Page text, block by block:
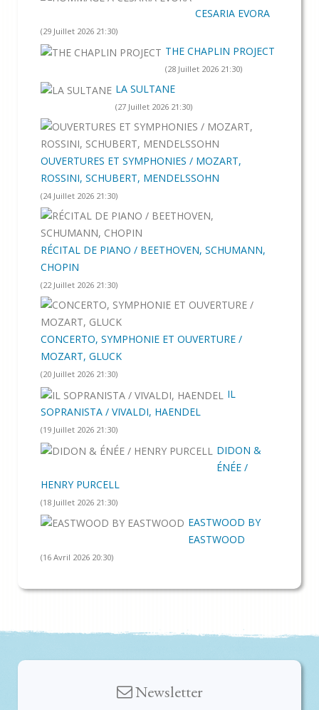
CESARIA EVORA
(29 Juillet 2026 21:30)
THE CHAPLIN PROJECT
(28 Juillet 2026 21:30)
LA SULTANE
(27 Juillet 2026 21:30)
OUVERTURES ET SYMPHONIES / MOZART,
ROSSINI, SCHUBERT, MENDELSSOHN
(24 Juillet 2026 21:30)
RÉCITAL DE PIANO / BEETHOVEN, SCHUMANN,
CHOPIN
(22 Juillet 2026 21:30)
CONCERTO, SYMPHONIE ET OUVERTURE /
MOZART, GLUCK
(20 Juillet 2026 21:30)
IL
SOPRANISTA / VIVALDI, HAENDEL
(19 Juillet 2026 21:30)
DIDON &
ÉNÉE /
HENRY PURCELL
(18 Juillet 2026 21:30)
EASTWOOD BY
EASTWOOD
(16 Avril 2026 20:30)
Newsletter